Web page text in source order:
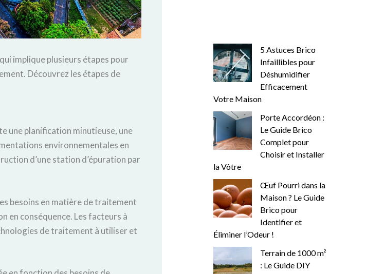
implique plusieurs étapes pour
Découvrez les étapes de
une planification minutieuse, une
environnementales en
d’une station d’épuration par
besoins en matière de traitement
en conséquence. Les facteurs à
de traitement à utiliser et
5 Astuces Brico
Infaillibles pour
Déshumidifier
Efficacement
Votre Maison
Porte Accordéon :
Le Guide Brico
Complet pour
Choisir et Installer
la Vôtre
Œuf Pourri dans la
Maison ? Le Guide
Brico pour
Identifier et
Éliminer l’Odeur !
Terrain de 1000 m²
: Le Guide DIY